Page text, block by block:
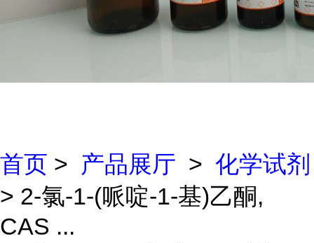
首页 > 产品展厅 > 化学试剂
> 2-氯-1-(哌啶-1-基)乙酮,
CAS ...